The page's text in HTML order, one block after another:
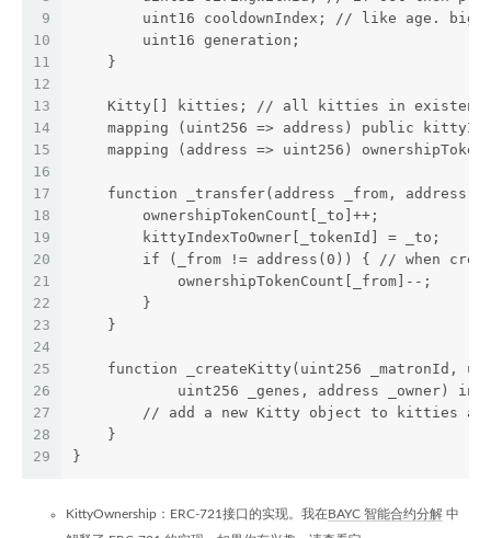
9
10
11
12
13
14
15
16
17
18
19
20
21
22
23
24
25
26
27
28
29
uint16 cooldownIndex; // like age.
        uint16 generation;
    }
Kitty[] kitties; // all kitties in
mapping (uint256 => address) public
mapping (address => uint256)
function _transfer(address _from, address
        ownershipTokenCount[_to]++;
        kittyIndexToOwner[_tokenId] = _to;
if (_from != address(0)) { // when
            ownershipTokenCount[_from]--;
        }
    }
function _createKitty(uint256 _matronId,
uint256 _genes, address _owner)
// add a new Kitty object to kitties
    }
}
KittyOwnership：ERC-721接口的实现。我在BAYC 智能合约分解 中